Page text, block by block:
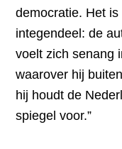
democratie. Het
integendeel: de
voelt zich senang
waarover hij
hij houdt de
spiegel voor.”